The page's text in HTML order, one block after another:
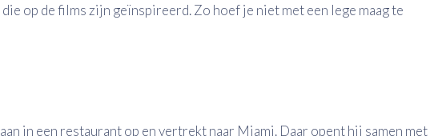
op de films zijn geïnspireerd. Zo hoef je niet met een lege maag te
in een restaurant op en vertrekt naar Miami. Daar opent hij samen met